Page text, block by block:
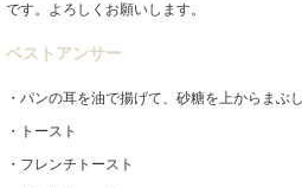
です。よろしくお願いします。
ベストアンサー
・パンの耳を油で揚げて、砂糖を上からまぶ
・トースト
・フレンチトースト